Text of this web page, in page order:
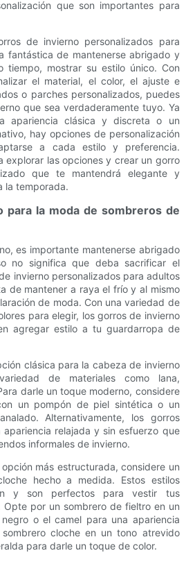
que son importantes para
de invierno personalizados para
fantástica de mantenerse abrigado y
tiempo, mostrar su estilo único. Con
el material, el color, el ajuste e
o parches personalizados, puedes
que sea verdaderamente tuyo. Ya
apariencia clásica y discreta o un
hay opciones de personalización
a cada estilo y preferencia.
explorar las opciones y crear un gorro
que te mantendrá elegante y
la temporada.
para la moda de sombreros de
es importante mantenerse abrigado
no significa que deba sacrificar el
invierno personalizados para adultos
de mantener a raya el frío y al mismo
de moda. Con una variedad de
para elegir, los gorros de invierno
agregar estilo a tu guardarropa de
clásica para la cabeza de invierno
de materiales como lana,
darle un toque moderno, considere
un pompón de piel sintética o un
Alternativamente, los gorros
relajada y sin esfuerzo que
informales de invierno.
más estructurada, considere un
hecho a medida. Estos estilos
y son perfectos para vestir tus
Opte por un sombrero de fieltro en un
o el camel para una apariencia
cloche en un tono atrevido
para darle un toque de color.